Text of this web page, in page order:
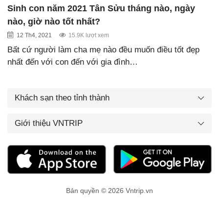
Sinh con năm 2021 Tân Sửu tháng nào, ngày
nào, giờ nào tốt nhất?
12 Th4, 2021 15.9K lượt xem
Bất cứ người làm cha mẹ nào đều muốn điều tốt đẹp
nhất đến với con đến với gia đình…
Khách sạn theo tỉnh thành
Giới thiệu VNTRIP
Bản quyền © 2026 Vntrip.vn